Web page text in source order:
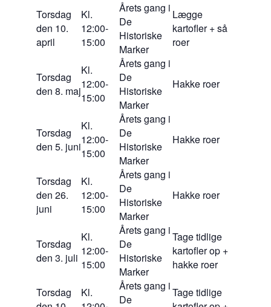
Torsdag
den 10.
april
Kl.
12:00-
15:00
Årets gang i
De
Historiske
Marker
Lægge
kartofler + så
roer
Torsdag
den 8. maj
Kl.
12:00-
15:00
Årets gang i
De
Historiske
Marker
Hakke roer
Torsdag
den 5. juni
Kl.
12:00-
15:00
Årets gang i
De
Historiske
Marker
Hakke roer
Torsdag
den 26.
juni
Kl.
12:00-
15:00
Årets gang i
De
Historiske
Marker
Hakke roer
Torsdag
den 3. juli
Kl.
12:00-
15:00
Årets gang i
De
Historiske
Marker
Tage tidlige
kartofler op +
hakke roer
Torsdag
Kl.
Årets gang i
De
Tage tidlige